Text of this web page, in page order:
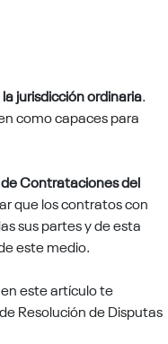
jurisdicción ordinaria.
como capaces para
de Contrataciones del
que los contratos con
sus partes y de esta
este medio.
este artículo te
Resolución de Disputas